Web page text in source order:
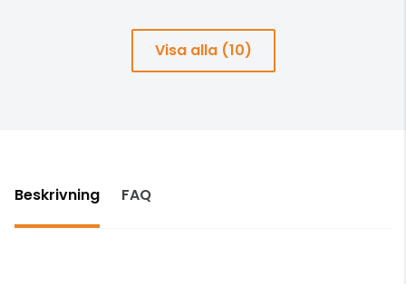
Visa alla (10)
Beskrivning FAQ